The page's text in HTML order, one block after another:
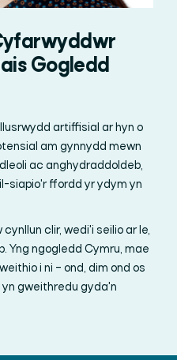
Gogledd
artiffisial ar hyn o
am gynnydd mewn
ac anghydraddoldeb,
siapio'r ffordd yr ydym yn
clir, wedi'i seilio ar le,
Yng ngogledd Cymru, mae
i ni – ond, dim ond os
gweithredu gyda'n